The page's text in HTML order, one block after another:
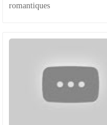
romantiques